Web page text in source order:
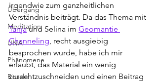
Übergang
Meditation
UNA
Phänomene
Rituale
irgendwie zum ganzheitlichen
Verständnis beiträgt. Da das Thema mit
Tanja und Selina im Geomantie
Channeling, recht ausgiebig
besprochen wurde, habe ich mir
erlaubt, das Material ein wenig
zurechtzuschneiden und einen Beitrag